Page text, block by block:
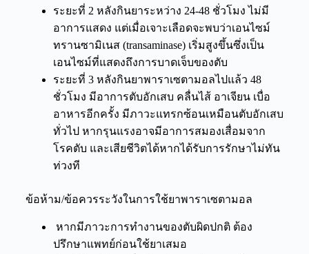
ระยะที่ 2 หลังกินยาระหว่าง 24-48 ชั่วโมง ไม่มี
อาการแสดง แต่เมื่อเจาะเลือดจะพบว่าเอนไซม์
ทรานซามิเนส (transaminase) เริ่มสูงขึ้นซึ่งเป็น
เอนไซม์ที่แสดงถึงการบาดเจ็บของตับ
ระยะที่ 3 หลังกินยาพาราเซตามอลไปแล้ว 48
ชั่วโมง มีอาการตับอักเสบ คลื่นไส้ อาเจียน เบื่อ
อาหารอีกครั้ง มีภาวะแทรกซ้อนเหมือนตับอักเสบ
ทั่วไป หากรุนแรงอาจมีอาการสมองเสื่อมจาก
โรคตับ และเสียชีวิตได้หากได้รับการรักษาไม่ทัน
ท่วงที
ข้อห้าม/ข้อควรระวังในการใช้ยาพาราเซตามอล
หากมีภาวะการทำงานของตับผิดปกติ ต้อง
ปรึกษาแพทย์ก่อนใช้ยาเสมอ